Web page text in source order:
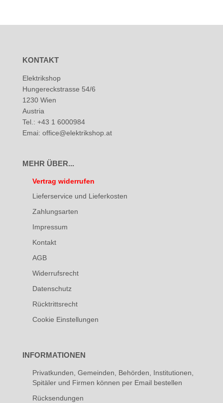
KONTAKT
Elektrikshop
Hungereckstrasse 54/6
1230 Wien
Austria
Tel.: +43 1 6000984
Emai: office@elektrikshop.at
MEHR ÜBER...
Vertrag widerrufen
Lieferservice und Lieferkosten
Zahlungsarten
Impressum
Kontakt
AGB
Widerrufsrecht
Datenschutz
Rücktrittsrecht
Cookie Einstellungen
INFORMATIONEN
Privatkunden, Gemeinden, Behörden, Institutionen,
Spitäler und Firmen können per Email bestellen
Rücksendungen